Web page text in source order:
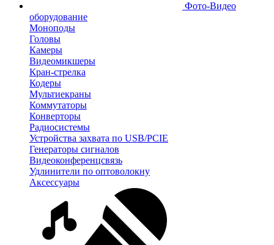
Фото-Видео
оборудование
Моноподы
Головы
Камеры
Видеомикшеры
Кран-стрелка
Кодеры
Мультиекраны
Коммутаторы
Конверторы
Радиосистемы
Устройства захвата по USB/PCIE
Генераторы сигналов
Видеоконференцсвязь
Удлинители по оптоволокну
Аксессуары